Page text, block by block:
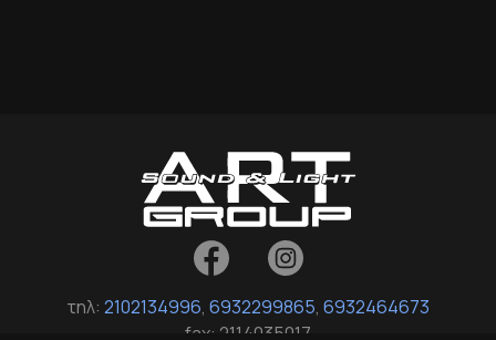
τηλ: 2102134996, 6932299865, 6932464673
fax: 2114035017